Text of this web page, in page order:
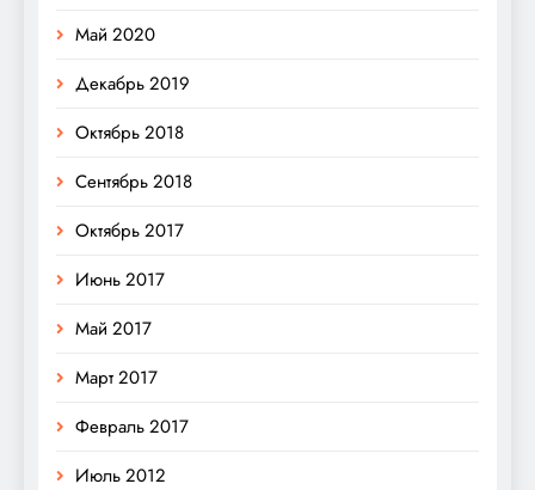
Май 2020
Декабрь 2019
Октябрь 2018
Сентябрь 2018
Октябрь 2017
Июнь 2017
Май 2017
Март 2017
Февраль 2017
Июль 2012